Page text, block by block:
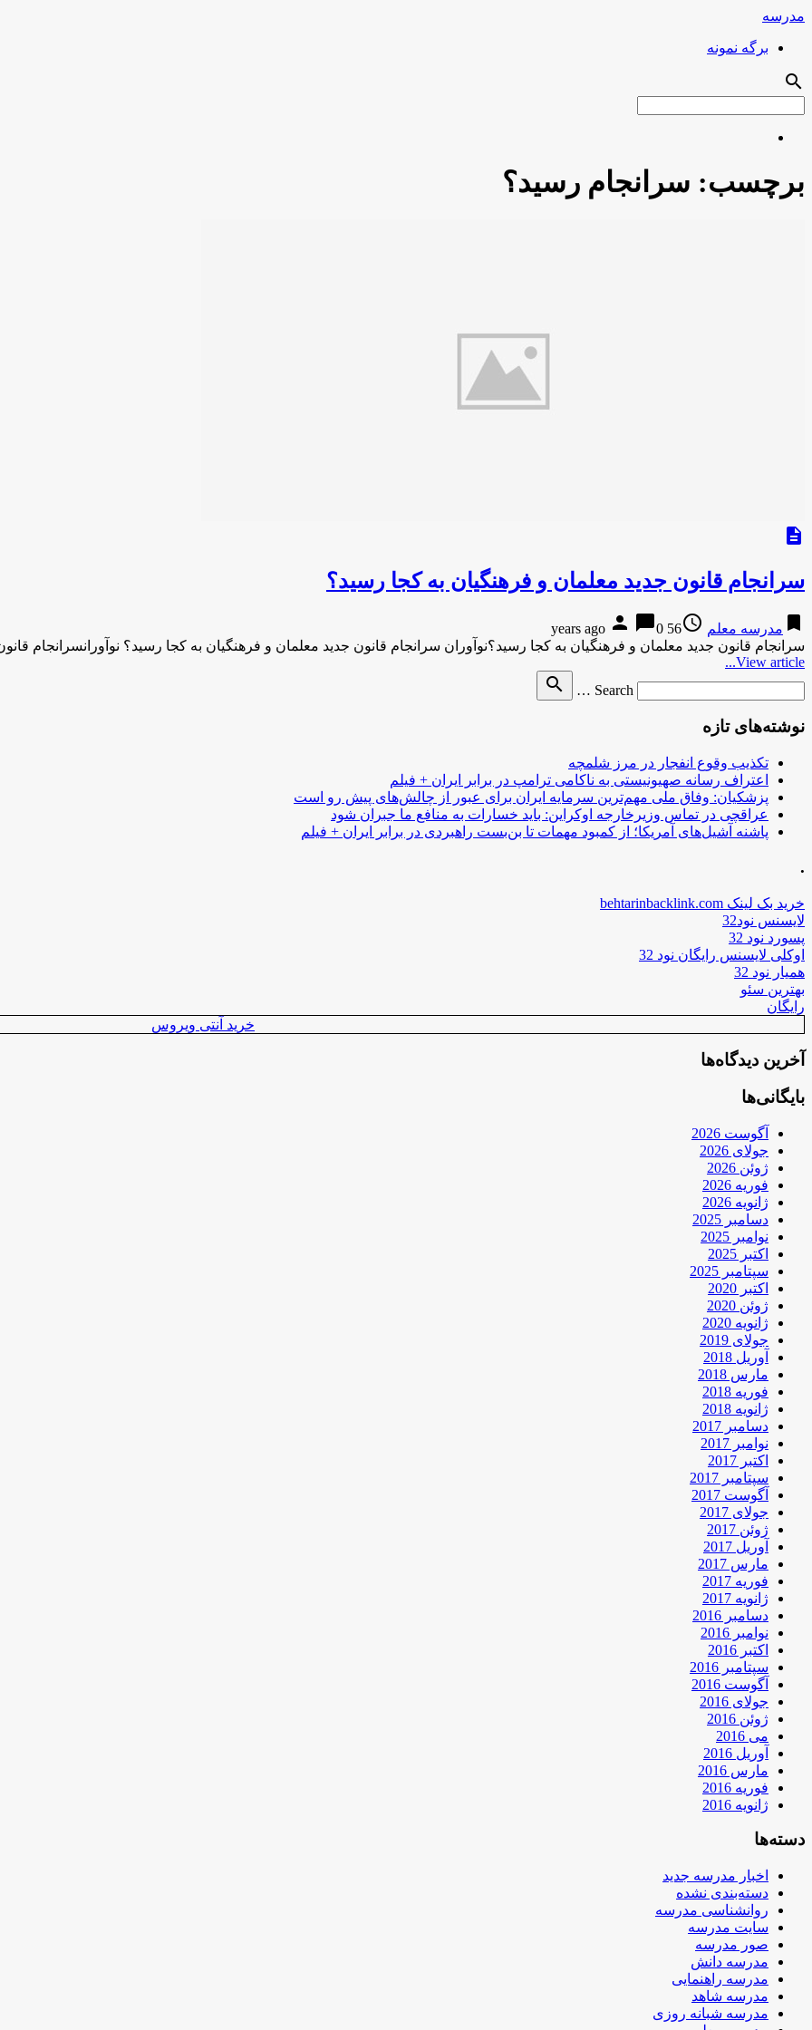
مدرسه
برگه نمونه
search
برچسب: سرانجام رسید؟
description
سرانجام قانون جدید معلمان و فرهنگیان به کجا رسید؟
bookmark مدرسه معلم access_time
56 years ago
person chat_bubble0
سرانجام قانون جدید معلمان و فرهنگیان به کجا رسید؟نوآوران سرانجام قانون جدید معلمان و فرهنگیان به کجا رسید؟ نوآورانسرانجام
View article...
Search …
search
نوشته‌های تازه
تکذیب وقوع انفجار در مرز شلمچه
اعتراف رسانه صهیونیستی به ناکامی ترامپ در برابر ایران + فیلم
پزشکیان: وفاق ملی مهم‌ترین سرمایه ایران برای عبور از چالش‌های پیش رو است
عراقچی در تماس وزیرخارجه اوکراین: باید خسارات به منافع ما جبران شود
پاشنه آشیل‌های آمریکا؛ از کمبود مهمات تا بن‌بست راهبردی در برابر ایران + فیلم
.
خرید بک لینک behtarinbacklink.com
لایسنس نود32
پسورد نود 32
اوکلی لایسنس رایگان نود 32
همیار نود 32
بهترین سئو
رایگان
خرید آنتی ویروس
آخرین دیدگاه‌ها
بایگانی‌ها
آگوست 2026
جولای 2026
ژوئن 2026
فوریه 2026
ژانویه 2026
دسامبر 2025
نوامبر 2025
اکتبر 2025
سپتامبر 2025
اکتبر 2020
ژوئن 2020
ژانویه 2020
جولای 2019
آوریل 2018
مارس 2018
فوریه 2018
ژانویه 2018
دسامبر 2017
نوامبر 2017
اکتبر 2017
سپتامبر 2017
آگوست 2017
جولای 2017
ژوئن 2017
آوریل 2017
مارس 2017
فوریه 2017
ژانویه 2017
دسامبر 2016
نوامبر 2016
اکتبر 2016
سپتامبر 2016
آگوست 2016
جولای 2016
ژوئن 2016
می 2016
آوریل 2016
مارس 2016
فوریه 2016
ژانویه 2016
دسته‌ها
اخبار مدرسه جدید
دسته‌بندی نشده
روانشناسی مدرسه
سایت مدرسه
صور مدرسه
مدرسه دانش
مدرسه راهنمایی
مدرسه شاهد
مدرسه شبانه روزی